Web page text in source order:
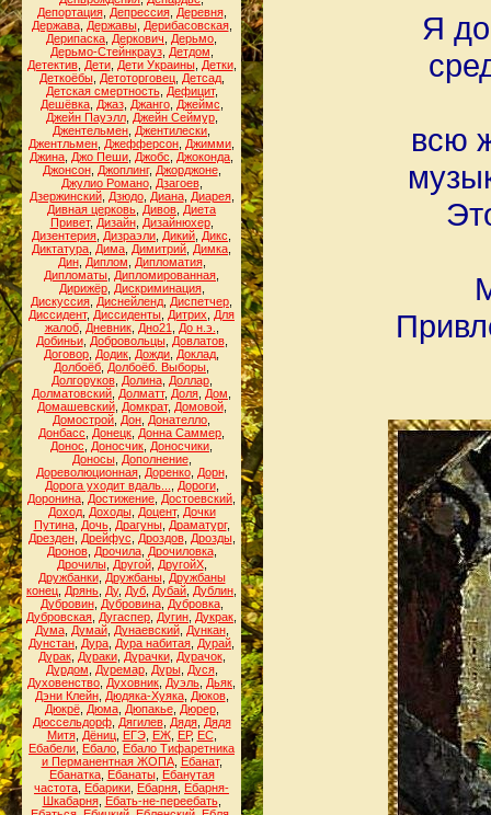
Депортация, Депрессия, Деревня,
Держава, Державы, Дерибасовская,
Дерипаска Деркович Дерьмо
Дерьмо-Стейнкрауз, Детдом
Детектив, Дети, Дети Украины, Детки,
Деткоёбы, Детоторговец, Детсад,
Детская смертность, Дефицит,
Дешёвка, Джаз, Джанго, Джеймс
Джейн Пауэлл, Джейн Сеймур,
Джентельмен Джентилески
Джентльмен Джефферсон Джимми
Джина Джо Пеши Джобс Джоконда
Джонсон, Джоплинг, Джорджоне,
Джулио Романо, Дзагоев,
Дзержинский, Дзюдо, Диана, Диарея,
Дивная церковь Дивов Диета
Привет, Дизайн, Дизайнюхер,
Дизентерия Дизраэли Дикий Дикс
Диктатура Дима Димитрий Димка
Дин, Диплом Дипломатия,
Дипломаты Дипломированная
Дирижёр, Дискриминация,
Дискуссия Диснейленд Диспетчер
Диссидент, Диссиденты Дитрих
Для
жалоб, Дневник, Дно21 До н.э.
Добиньи, Добровольцы, Довлатов,
Договор Додик Дожди Доклад
Долбоёб Долбоёб. Выборы
Долгоруков, Долина, Доллар,
Долматовский Долматт, Доля Дом
Домашевский, Домкрат, Домовой,
Домострой Дон Донателло
Донбасс
Донецк Донна Саммер
Донос
Доносчик Доносчики
Доносы, Дополнение,
Дореволюционная, Доренко, Дорн,
Дорога уходит вдаль...
Дороги,
Доронина Достижение Достоевский
Доход, Доходы, Доцент, Дочки
Путина, Дочь, Драгуны, Драматург,
Дрезден, Дрейфус Дроздов, Дрозды,
Дронов, Дрочила, Дрочиловка,
Дрочилы, Другой, ДругойХ,
Дружбанки, Дружбаны, Дружбаны
конец Дрянь Ду, Дуб Дубай Дублин
Дубровин, Дубровина, Дубровка,
Дубровская Дугаспер Дугин Дукрак
Дума, Думай, Дунаевский, Дункан,
Дунстан Дура Дура набитая Дурай
Дурак, Дураки, Дурачки, Дурачок,
Дурдом
Дуремар, Дуры, Дуся,
Духовенство Духовник Дуэль Дьяк
Дэни Клейн, Дюдяка-Хуяка, Дюков,
Дюкрё, Дюма, Дюпакье, Дюрер,
Дюссельдорф, Дягилев, Дядя, Дядя
Митя, Дёниц, ЕГЭ, ЕЖ, ЕР, ЕС,
Ебабели Ебало Ебало Тифаретника
и Перманентная ЖОПА, Ебанат,
Ебанатка, Ебанаты, Ебанутая
частота Ебарики Ебарня Ебарня-
Шкабарня, Ебать-не-переебать,
Я
всю